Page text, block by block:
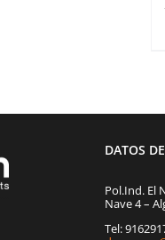
DATOS
Pol.Ind. El
Nave 4 –
Tel: